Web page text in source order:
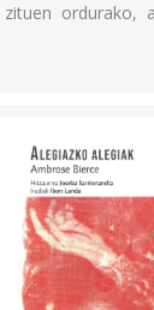
ordurako,